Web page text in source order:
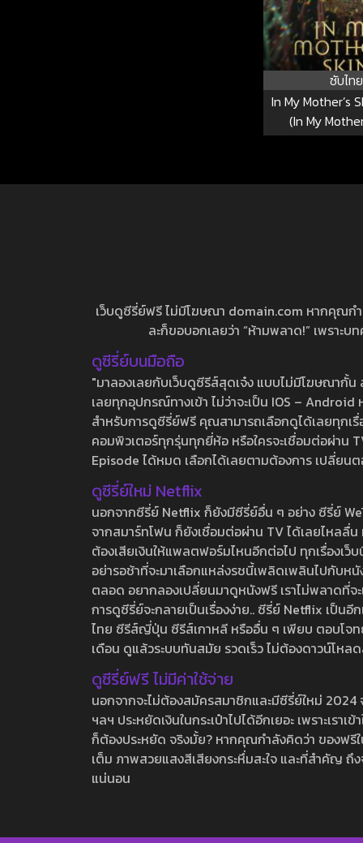
ซับไทย
In My Mother’s
(In My
เว็บดูซีรี่ย์ฟรี ไม่มีโฆษณา domain.com หากคุณก
ละก็ขอบอกเลยว่า “ห้ามพลาด!” เพราะ
ดูซีรี่ย์บนมือถือ
"มาลองเลยกับเว็บดูซีรีส์สุดเจ๋ง แบบไม่มีโฆษณากั้
เลยทุกอุปกรณ์ทางเข้า ไม่ว่าจะเป็น IOS –
สำหรับการดูซีรี่ย์ฟรี คุณสามารถเลือกดูได้เลยทุกเ
คอมพิวเตอร์ทุกรุ่นทุกยี่ห้อ หรือใครจะเชื่อมต่อผ่าน
Episode ได้หมด เลือกได้เลยตามต้องการ เปลี่ยน
ดูซีรี่ย์ใหม่ Netflix
นอกจากซีรี่ย์ Netflix ก็ยังมีซีรี่ย์อื่น ๆ อย่าง ซีรี่ย์
จากสมาร์ทโฟน ก็ยังเชื่อมต่อผ่าน TV ได้เลยไหลลื่
ต้องเสียเงินให้แพลตฟอร์มไหนอีกต่อไป ทุกเรื่องเว็
อย่ารอช้าที่จะมาเลือกแหล่งรชนี้เพลิดเพลินไปกับห
ตลอด อยากลองเปลี่ยนมาดูหนังฟรี เราไม่พลาดที่
การดูซีรี่ย์จะกลายเป็นเรื่องง่าย.. ซีรี่ย์ Netflix เป็น
ไทย ซีรีส์ญี่ปุ่น ซีรีส์เกาหลี หรืออื่น ๆ เพียบ ตอบโจท
เดือน ดูแล้วระบบทันสมัย รวดเร็ว ไม่ต้องดาวน์โห
ดูซีรี่ย์ฟรี ไม่มีค่าใช้จ่าย
นอกจากจะไม่ต้องสมัครสมาชิกและมีซีรี่ย์ใหม่
ฯลฯ ประหยัดเงินในกระเป๋าไปได้อีกเยอะ เพราะเร
ก็ต้องประหยัด จริงมั้ย? หากคุณกำลังคิดว่า ของฟ
เต็ม ภาพสวยแสงสีเสียงกระหึ่มสะใจ และที่สำคัญ
แน่นอน